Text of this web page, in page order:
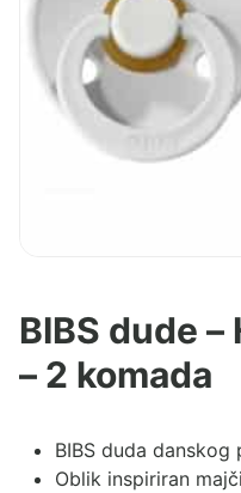
BIBS dude –
– 2 komada
BIBS duda danskog
Oblik inspiriran